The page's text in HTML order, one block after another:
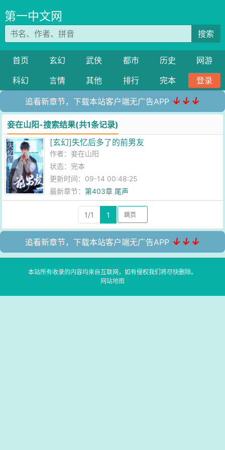
第一中文网
搜索
首页 玄幻 武侠 都市 历史
网游
科幻
言情 其他 排行 完本 登录
追看新章节，下载本站客户端无广告APP ↓↓↓
妾在山阳-搜索结果(共1条记录)
[玄幻]失忆后多了的前男友
作者：妾在山阳
状态：完本
更新时间：09-14 00:48:25
最新章节：第403章 尾声
1/1 1
追看新章节，下载本站客户端无广告APP ↓↓↓
本站所有收录的内容均来自互联网，如有侵权我们将尽快删除。
网站地图